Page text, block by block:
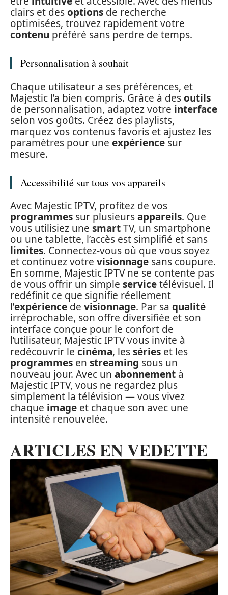
clairs et desoptions de recherche
optimisées, trouvez rapidement votre
contenu préféré sans perdre de temps.
Personnalisation à souhait
Chaque utilisateur a ses préférences, et
Majestic l’a bien compris. Grâce à desoutils
de personnalisation, adaptez votre interface
selon vos goûts. Créez des playlists,
marquez vos contenus favoris et ajustez les
paramètres pour une expérience sur
mesure.
Accessibilité sur tous vos appareils
Avec Majestic IPTV, profitez de vos
programmes sur plusieursappareils. Que
vous utilisiez une smartTV, un smartphone
ou une tablette, l’accès est simplifié et sans
limites. Connectez-vous où que vous soyez
et continuez votre visionnage sans coupure.
En somme, Majestic IPTV ne se contente pas
de vous offrir un simple servicetélévisuel. Il
redéfinit ce que signifie réellement
l’expérience de visionnage. Par sa qualité
irréprochable, son offre diversifiée et son
interface conçue pour le confort de
l’utilisateur, Majestic IPTV vous invite à
redécouvrir le cinéma, lesséries et les
programmes en streaming sous un
nouveau jour. Avec un abonnement à
Majestic IPTV, vous ne regardez plus
simplement la télévision — vous vivez
chaque image et chaque son avec une
intensité renouvelée.
ARTICLES EN VEDETTE